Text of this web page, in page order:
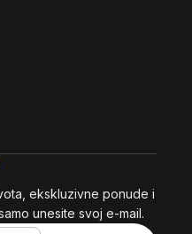
ekskluzivne ponude i
unesite svoj e-mail.